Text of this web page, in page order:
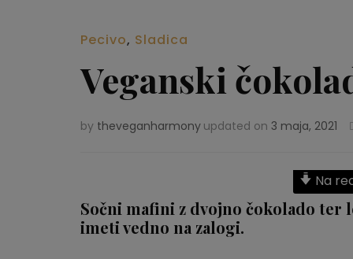
Pecivo, Sladica
Veganski
by theveganharmony updated on 3 maja, 2021
Na
Sočni mafini z dvojno čokolado ter
imeti vedno na zalogi.